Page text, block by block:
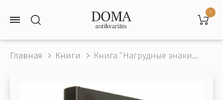
0
Главная Книги Книга "Нагрудные знаки...